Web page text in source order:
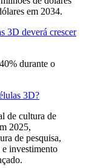
em 2034.
3D deverá crescer
durante o
3D?
de cultura de
2025,
de pesquisa,
e investimento